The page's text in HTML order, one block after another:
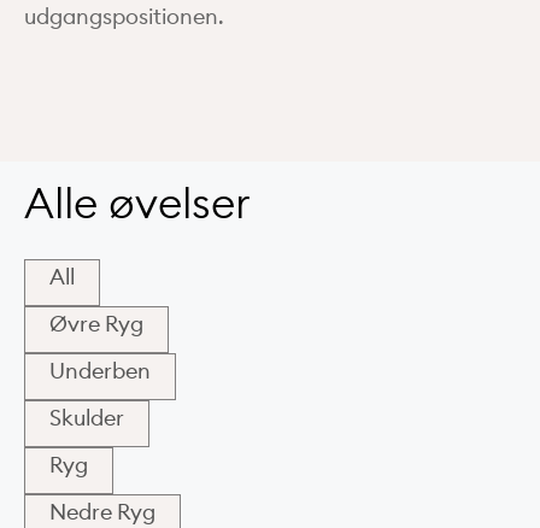
udgangspositionen.
Alle øvelser
All
Øvre Ryg
Underben
Skulder
Ryg
Nedre Ryg